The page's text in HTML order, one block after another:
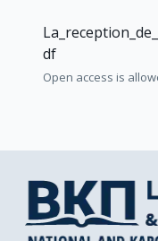
df
Open access is